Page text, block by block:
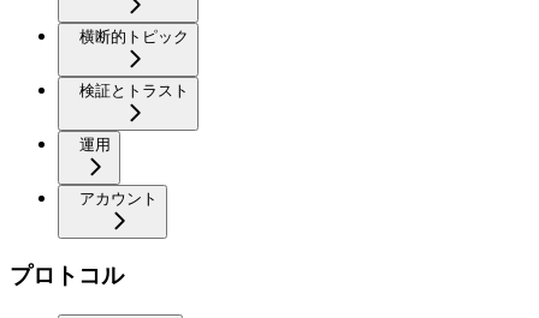
横断的トピック
検証とトラスト
運用
アカウント
プロトコル